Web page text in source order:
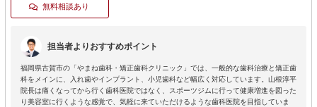
無料相談あり
担当者よりおすすめポイント
福岡県古賀市の「やまね歯科・矯正歯科クリニック」では、一般的な歯科治療と矯正歯
科をメインに、入れ歯やインプラント、小児歯科など幅広く対応しています。山根淳平
院長は痛くなってから行く歯科医院ではなく、スポーツジムに行って健康増進を図った
り美容室に行くような感覚で、気軽に来ていただけるような歯科医院を目指していま